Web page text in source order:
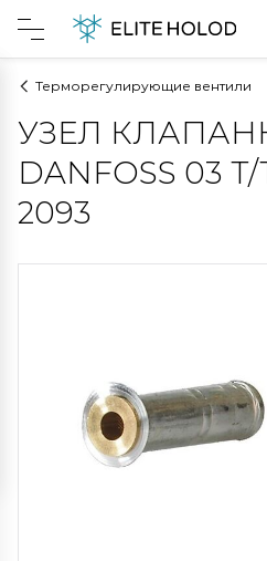
Терморегулирующие вентили
УЗЕЛ
DANFOSS 03
2093